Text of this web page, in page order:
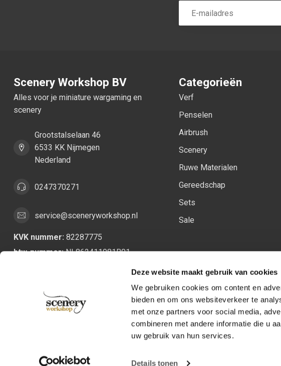
Deze website maakt gebruik van cookies
We gebruiken cookies om content en
bieden en om ons websiteverkeer te
met onze partners voor social media,
combineren met andere informatie die u
uw gebruik van hun services.
Details tonen
Scenery Workshop BV
Alles voor je miniature wargaming en
scenery
Grootstalselaan 46
6533 KK Nijmegen
Nederland
0247370271
service@sceneryworkshop.nl
KVK nummer: 82287775
btw-nummer:NL862411981B01
Categorieën
Verf
Penselen
Airbrush
Scenery
Ruwe Materialen
Gereedschap
Sets
Sale